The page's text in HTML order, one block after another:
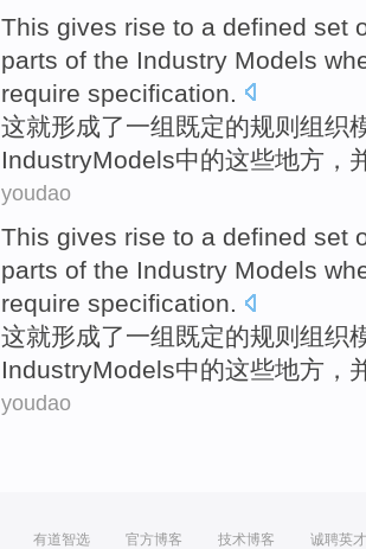
This gives rise to a defined set
parts of the Industry Models
require specification
这就形成了一组既定的规则组织
IndustryModels中的这些地方 ，
youdao
This gives rise to a defined set
parts of the Industry Models
require specification.
这就形成了一组既定的规则 组织
IndustryModels中的这些地方 ，
youdao
有道智选 官方博客 技术博客 诚聘英才